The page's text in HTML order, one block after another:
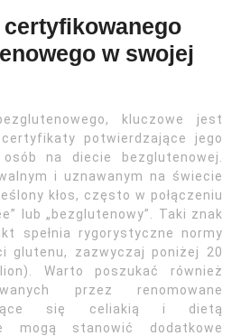
w swojej
kluczowe jest
potwierdzające jego
na diecie bezglutenowej.
i uznawanym na świecie
kłos, często w połączeniu
lub „bezglutenowy”. Taki znak
spełnia rygorystyczne normy
glutenu, zazwyczaj poniżej 20
Warto poszukać również
przez renomowane
się celiakią i dietą
mogą stanowić dodatkowe